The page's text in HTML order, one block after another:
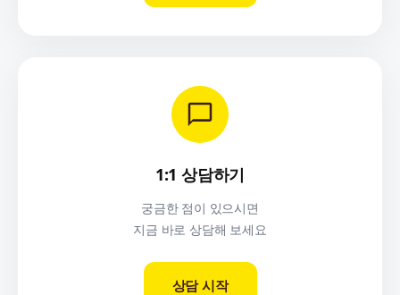
1:1 상담하기
궁금한 점이 있으시면
지금 바로 상담해 보세요
상담 시작